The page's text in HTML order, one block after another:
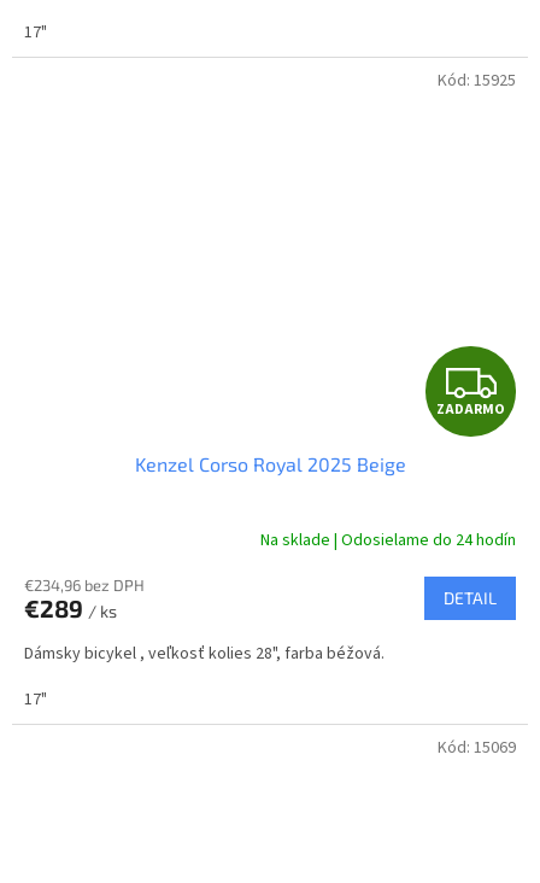
17"
Z
A
A
R
M
ZADARMO
Kenzel Corso Royal 2025 Beige
Na sklade | Odosielame do 24 hodín
€234,96 bez DPH
€289 / ks
DETAIL
Dámsky bicykel , veľkosť kolies 28", farba béžová.
17"
Kód: 15925
Kód: 15069